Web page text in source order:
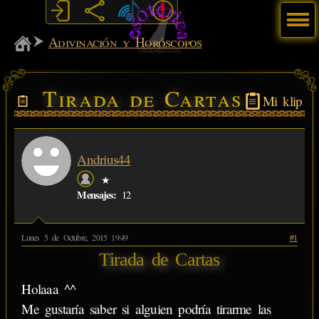
MiSabueso
Adivinación y Horóscopos
Mi klip
Tirada de Cartas
Andrius44
★
Mensajes: 12
Lunes 5 de Octubre, 2015 19:49 #1
Tirada de Cartas
Holaaa ^^
Me gustaría saber si alguien podría tirarme las
Menú